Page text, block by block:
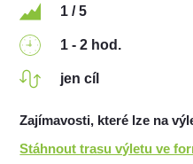
1 / 5
1 - 2 hod.
jen cíl
Zajímavosti, které lze na
Stáhnout trasu výletu ve